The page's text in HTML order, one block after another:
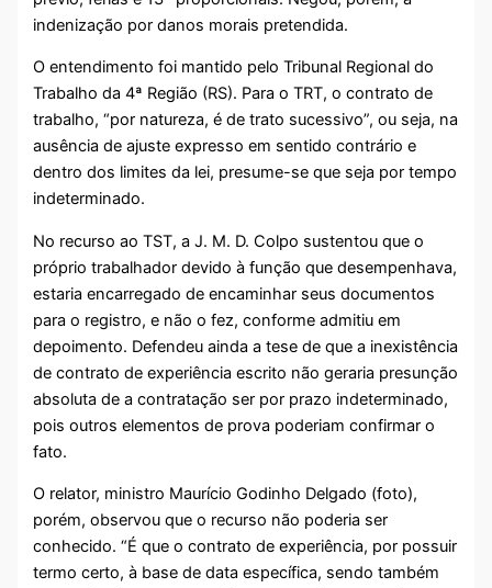
indenização por danos morais pretendida.
O entendimento foi mantido pelo Tribunal Regional do
Trabalho da 4ª Região (RS). Para o TRT, o contrato de
trabalho, “por natureza, é de trato sucessivo”, ou seja, na
ausência de ajuste expresso em sentido contrário e
dentro dos limites da lei, presume-se que seja por tempo
indeterminado.
No recurso ao TST, a J. M. D. Colpo sustentou que o
próprio trabalhador devido à função que desempenhava,
estaria encarregado de encaminhar seus documentos
para o registro, e não o fez, conforme admitiu em
depoimento. Defendeu ainda a tese de que a inexistência
de contrato de experiência escrito não geraria presunção
absoluta de a contratação ser por prazo indeterminado,
pois outros elementos de prova poderiam confirmar o
fato.
O relator, ministro Maurício Godinho Delgado (foto),
porém, observou que o recurso não poderia ser
conhecido. “É que o contrato de experiência, por possuir
termo certo, à base de data específica, sendo também